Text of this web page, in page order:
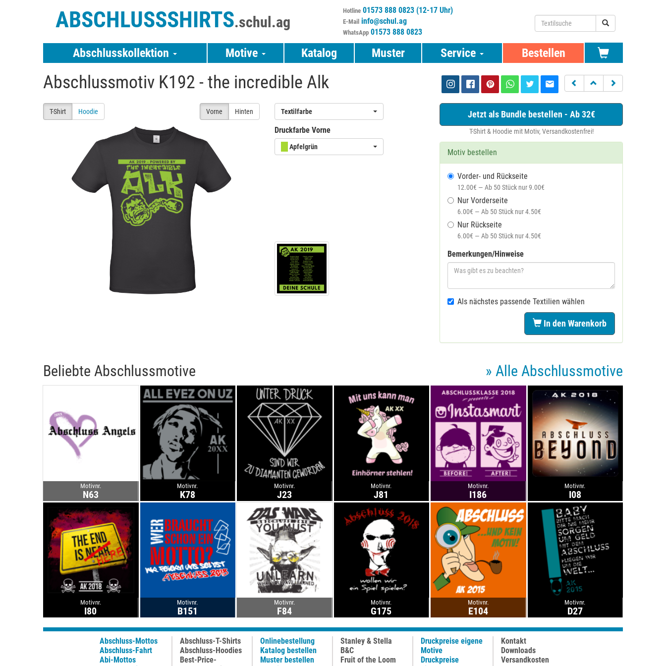
ABSCHLUSSSHIRTS.schul.ag
Hotline 01573 888 0823 (12-17 Uhr)
E-Mail info@schul.ag
WhatsApp 01573 888 0823
Abschlusskollektion Motive Katalog Muster Service Bestellen
Abschlussmotiv K192 - the incredible Alk
T-Shirt Hoodie Vorne Hinten Textilfarbe
Druckfarbe Vorne
Apfelgrün
Jetzt als Bundle bestellen - Ab 32€
T-Shirt & Hoodie mit Motiv, Versandkostenfrei!
Motiv bestellen
Vorder- und Rückseite
12.00€ — Ab 50 Stück nur 9.00€
Nur Vorderseite
6.00€ — Ab 50 Stück nur 4.50€
Nur Rückseite
6.00€ — Ab 50 Stück nur 4.50€
Bemerkungen/Hinweise
Als nächstes passende Textilien wählen
In den Warenkorb
Beliebte Abschlussmotive » Alle Abschlussmotive
Motivnr.
N63
Motivnr.
K78
Motivnr.
J23
Motivnr.
J81
Motivnr.
I186
Motivnr.
I08
Motivnr.
I80
Motivnr.
B151
Motivnr.
F84
Motivnr.
G175
Motivnr.
E104
Motivnr.
D27
Abschluss-Mottos
Abschluss-Fahrt
Abi-Mottos
Abschluss-T-Shirts
Abschluss-Hoodies
Best-Price-
Onlinebestellung
Katalog bestellen
Muster bestellen
Stanley & Stella
B&C
Fruit of the Loom
Druckpreise eigene
Motive
Druckpreise
Kontakt
Downloads
Versandkosten